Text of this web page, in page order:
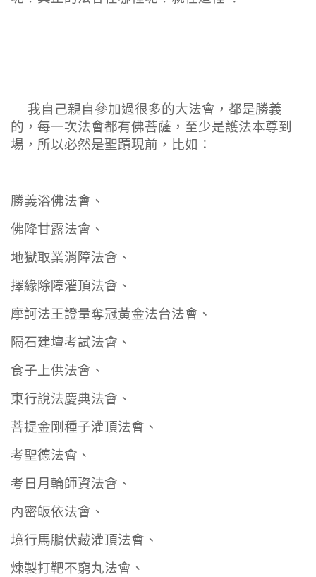
我自己親自參加過很多的大法會，都是勝義
的，每一次法會都有佛菩薩，至少是護法本尊到
場，所以必然是聖蹟現前，比如：
勝義浴佛法會、
佛降甘露法會、
地獄取業消障法會、
擇緣除障灌頂法會、
摩訶法王證量奪冠黃金法台法會、
隔石建壇考試法會、
食子上供法會、
東行說法慶典法會、
菩提金剛種子灌頂法會、
考聖德法會、
考日月輪師資法會、
內密皈依法會、
境行馬鵬伏藏灌頂法會、
煉製打靶不窮丸法會、